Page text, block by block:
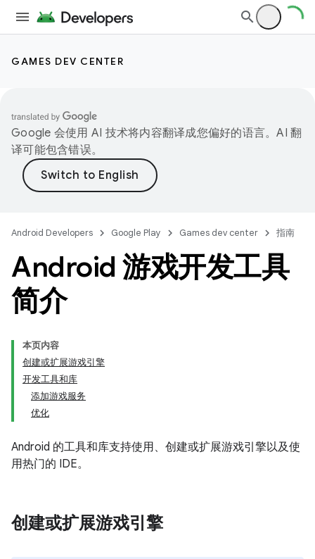
GAMES DEV CENTER
Google 会使用 AI 技术将内容翻译成您偏好的语言。AI 翻
译可能包含错误。
Android Developers Google Play Games dev center 指南
Android 游戏开发工具
简介
本页内容
创建或扩展游戏引擎
开发工具和库
添加游戏服务
优化
Android 的工具和库支持使用、创建或扩展游戏引擎以及使
用热门的 IDE。
创建或扩展游戏引擎